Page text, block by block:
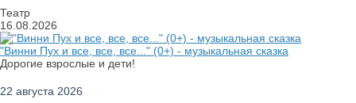
Театр
16.08.2026
"Винни Пух и все, все, все..." (0+) - музыкальная сказка
Дорогие взрослые и дети!
22 августа 2026